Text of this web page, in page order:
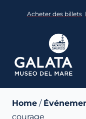
Acheter des billets
Home /
courage